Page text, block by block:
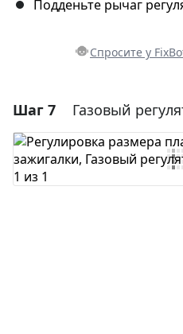
Подденьте рычаг
Спросите у
Добавить
Добавить
Шаг 7 Газовый